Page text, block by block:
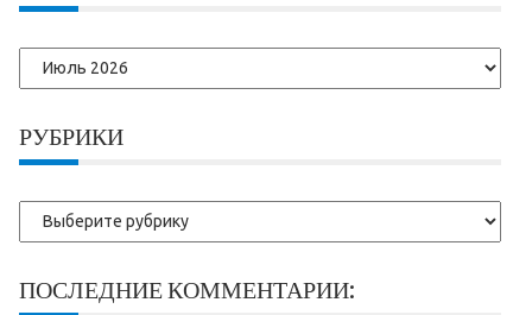
Более
ранние
РУБРИКИ
Рубрики
ПОСЛЕДНИЕ КОММЕНТАРИИ: